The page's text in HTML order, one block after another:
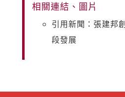
相關連結、圖片
引用新聞：張建邦
段發展